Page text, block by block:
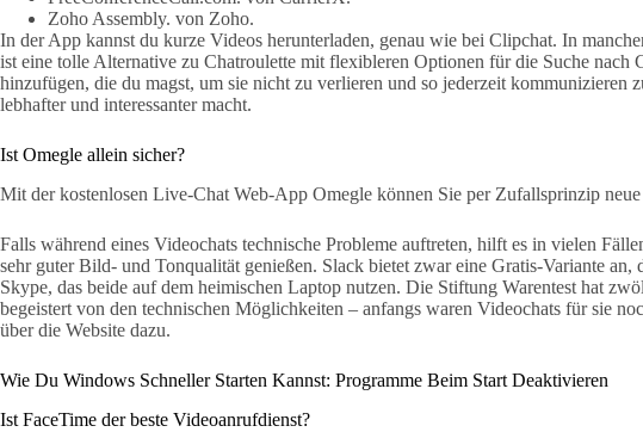
Zoho Assembly. von Zoho.
In der App kannst du kurze Videos herunterladen, genau wie bei Clipchat. In
ist eine tolle Alternative zu Chatroulette mit flexibleren Optionen für die Suche
hinzufügen, die du magst, um sie nicht zu verlieren und so jederzeit
lebhafter und interessanter macht.
Ist Omegle allein sicher?
Mit der kostenlosen Live-Chat Web-App Omegle können Sie per Zufallsprinzip
Falls während eines Video­chats tech­nische Probleme auftreten, hilft es in vielen
sehr guter Bild- und Tonqualität genießen. Slack bietet zwar eine Gratis-Variante
Skype, das beide auf dem heimischen Laptop nutzen. Die Stiftung Warentest hat
begeistert von den tech­nischen Möglich­keiten – anfangs waren Video­chats für sie
über die Website dazu.
Wie Du Windows Schneller Starten Kannst: Programme Beim Start Deaktivieren
Ist FaceTime der beste Videoanrufdienst?